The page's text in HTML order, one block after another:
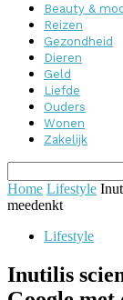
Beauty &
Reizen
Gezondheid
Dieren
Geld
Liefde
Ouders
Wonen
Zakelijk
Home Lifestyle
meedenkt
Lifestyle
Inutilis